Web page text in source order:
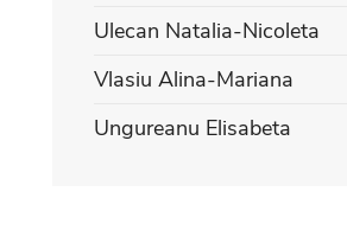
Ulecan Natalia-Nicoleta
Vlasiu Alina-Mariana
Ungureanu Elisabeta